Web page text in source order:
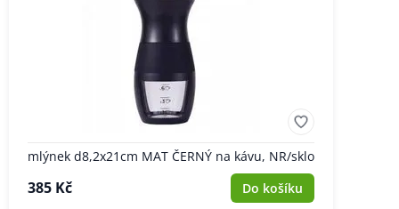
mlýnek d8,2x21cm MAT ČERNÝ na kávu, NR/sklo
385 Kč Do košíku